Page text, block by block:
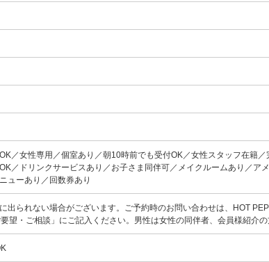
／女性専用／個室あり／朝10時前でも受付OK／女性スタッフ在籍／
／ドリンクサービスあり／お子さま同伴可／メイクルームあり／ア
ューあり／回数券あり
出られない場合がございます。ご予約時のお問い合わせは、HOT
望・ご相談」にご記入ください。男性は女性の同伴者、会員様紹介